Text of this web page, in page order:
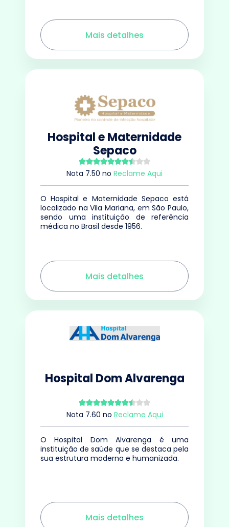
Mais detalhes
Hospital e Maternidade
Sepaco
Nota 7.50 no Reclame Aqui
O Hospital e Maternidade Sepaco está
localizado na Vila Mariana, em São Paulo,
sendo uma instituição de referência
médica no Brasil desde 1956.
Mais detalhes
Hospital Dom Alvarenga
Nota 7.60 no Reclame Aqui
O Hospital Dom Alvarenga é uma
instituição de saúde que se destaca pela
sua estrutura moderna e humanizada.
Mais detalhes